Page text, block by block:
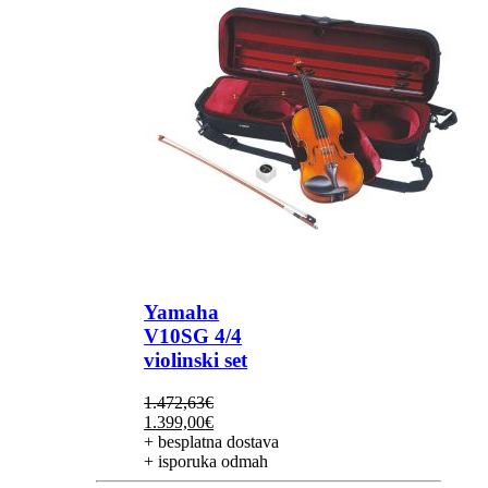
Yamaha
V10SG 4/4
violinski set
1.472,63€
Izvorna
cijena
bila
je:
1.399,00€Trenutna
cijena
je:
1.399,00€.
+ besplatna dostava
+ isporuka odmah